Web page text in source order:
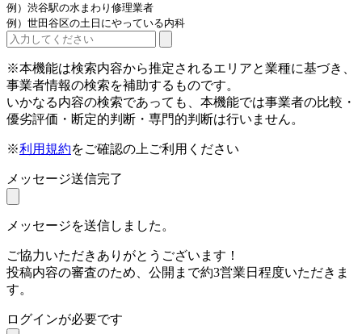
例）渋谷駅の水まわり修理業者
例）世田谷区の土日にやっている内科
※本機能は検索内容から推定されるエリアと業種に基づき、
事業者情報の検索を補助するものです。
いかなる内容の検索であっても、本機能では事業者の比較・
優劣評価・断定的判断・専門的判断は行いません。
※利用規約をご確認の上ご利用ください
メッセージ送信完了
メッセージを送信しました。
ご協力いただきありがとうございます！
投稿内容の審査のため、公開まで約3営業日程度いただきま
す。
ログインが必要です